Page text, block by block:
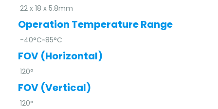
22 x 18 x 5.8mm
Operation Temperature Range
-40°C~85°C
FOV (Horizontal)
120°
FOV (Vertical)
120°